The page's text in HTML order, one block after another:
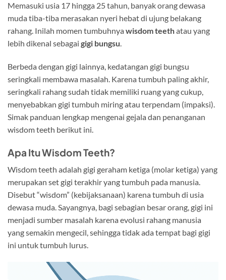
Memasuki usia 17 hingga 25 tahun, banyak orang dewasa
muda tiba-tiba merasakan nyeri hebat di ujung belakang
rahang. Inilah momen tumbuhnya wisdom teethatau yang
lebih dikenal sebagai gigi bungsu.
Berbeda dengan gigi lainnya, kedatangan gigi bungsu
seringkali membawa masalah. Karena tumbuh paling akhir,
seringkali rahang sudah tidak memiliki ruang yang cukup,
menyebabkan gigi tumbuh miring atau terpendam (impaksi).
Simak panduan lengkap mengenai gejala dan penanganan
wisdom teeth berikut ini.
Apa Itu Wisdom Teeth?
Wisdom teeth adalah gigi geraham ketiga (molar ketiga) yang
merupakan set gigi terakhir yang tumbuh pada manusia.
Disebut “wisdom” (kebijaksanaan) karena tumbuh di usia
dewasa muda. Sayangnya, bagi sebagian besar orang, gigi ini
menjadi sumber masalah karena evolusi rahang manusia
yang semakin mengecil, sehingga tidak ada tempat bagi gigi
ini untuk tumbuh lurus.